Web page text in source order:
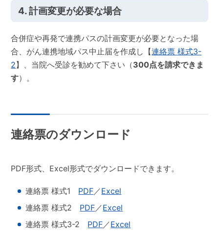
4. 計画変更が必要な場合
合併症や再発で連携パスの計画変更が必要となった場
合、がん連携地域パス中止届を作成し【連絡票 様式3-
2】、当院へ受診を勧めて下さい（300点を請求できま
す）。
連絡票のダウンロード
PDF形式、Excel形式でダウンロードできます。
連絡票 様式1 PDF／Excel
連絡票 様式2 PDF／Excel
連絡票 様式3-2 PDF／Excel